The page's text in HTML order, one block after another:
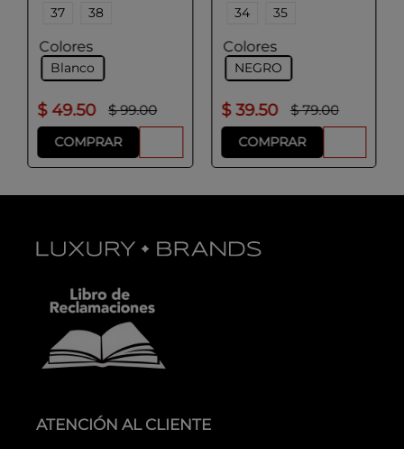
37
38
Colores
Blanco
$ 49.50 $ 99.00
COMPRAR
34
35
Colores
NEGRO
$ 39.50 $ 79.00
COMPRAR
ATENCIÓN AL CLIENTE